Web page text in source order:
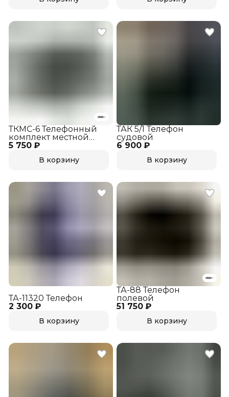
5 750 ₽
ТКМС-6 Телефонный
комплект местной
связи
В корзину
6 900 ₽
ТАК 5/1 Телефон
судовой
В корзину
2 300 ₽
ТА-11320 Телефон
В корзину
51 750 ₽
ТА-88 Телефон
полевой
В корзину